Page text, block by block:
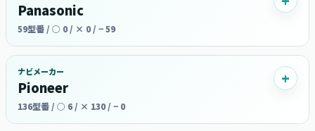
Panasonic
59型番 / ○ 0 / × 0 / − 59
ナビメーカー
Pioneer
136型番 / ○ 6 / × 130 / − 0